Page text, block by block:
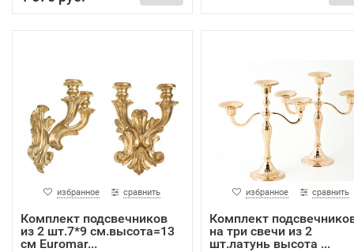
избранное сравнить
Комплект подсвечников
из 2 шт.7*9 см.высота=13
см Euromar...
избранное сравнить
Комплект
на три свечи из 2
шт.латунь высота ...